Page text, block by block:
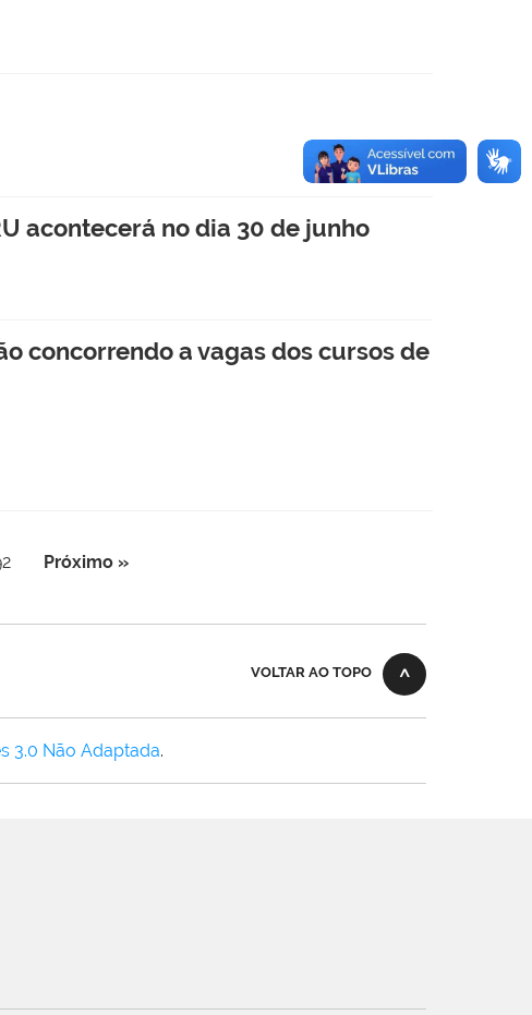
acontecerá no dia 30 de junho
concorrendo a vagas dos cursos de
Próximo »
VOLTAR AO TOPO
3.0 Não Adaptada.